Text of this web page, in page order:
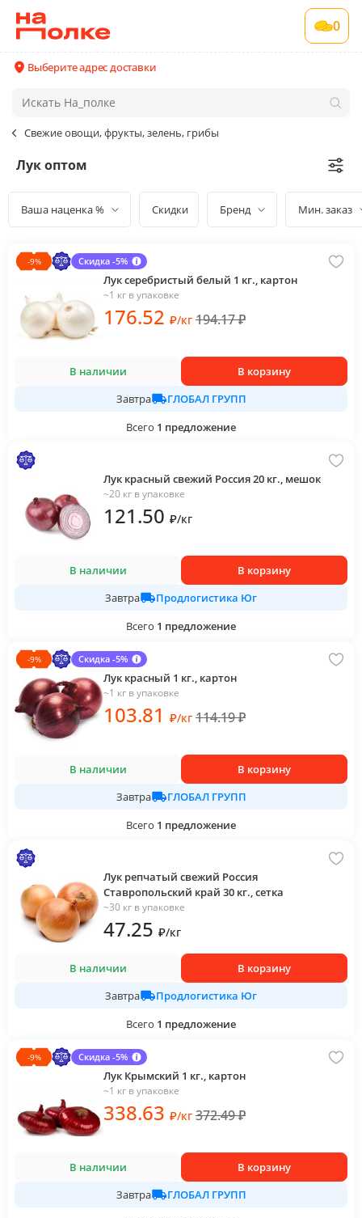
0
Выберите адрес доставки
Свежие овощи, фрукты, зелень, грибы
Лук оптом
Ваша наценка % Скидки Бренд Мин. заказ
-9% Скидка -5%
Лук серебристый белый 1 кг., картон
~1 кг в упаковке
176.52 ₽/кг 194.17₽
В наличии
В корзину
Завтра
ГЛОБАЛ ГРУПП
Всего 1 предложение
Лук красный свежий Россия 20 кг., мешок
~20 кг в упаковке
121.50 ₽/кг
В наличии
В корзину
Завтра
Продлогистика Юг
Всего 1 предложение
-9% Скидка -5%
Лук красный 1 кг., картон
~1 кг в упаковке
103.81 ₽/кг 114.19₽
В наличии
В корзину
Завтра
ГЛОБАЛ ГРУПП
Всего 1 предложение
Лук репчатый свежий Россия
Ставропольский край 30 кг., сетка
~30 кг в упаковке
47.25 ₽/кг
В наличии
В корзину
Завтра
Продлогистика Юг
Всего 1 предложение
-9% Скидка -5%
Лук Крымский 1 кг., картон
~1 кг в упаковке
338.63 ₽/кг 372.49₽
В наличии
В корзину
Завтра
ГЛОБАЛ ГРУПП